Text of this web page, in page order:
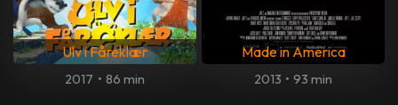
Ulv i Fåreklær
2017 • 86 min
Made in America
2013 • 93 min